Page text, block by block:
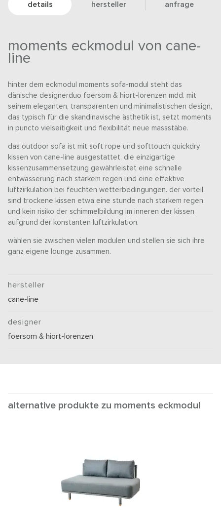
details hersteller anfrage
moments eckmodul von cane-
line
hinter dem eckmodul moments sofa-modul steht das
dänische designerduo foersom & hiort-lorenzen mdd. mit
seinem eleganten, transparenten und minimalistischen design,
das typisch für die skandinavische ästhetik ist, setzt moments
in puncto vielseitigkeit und flexibilität neue massstäbe.
das outdoor sofa ist mit soft rope und softtouch quickdry
kissen von cane-line ausgestattet. die einzigartige
kissenzusammensetzung gewährleistet eine schnelle
entwässerung nach starkem regen und eine effektive
luftzirkulation bei feuchten wetterbedingungen. der vorteil
sind trockene kissen etwa eine stunde nach starkem regen
und kein risiko der schimmelbildung im inneren der kissen
aufgrund der konstanten luftzirkulation.
wählen sie zwischen vielen modulen und stellen sie sich ihre
ganz eigene lounge zusammen.
hersteller
cane-line
designer
foersom & hiort-lorenzen
alternative produkte zu moments eckmodul